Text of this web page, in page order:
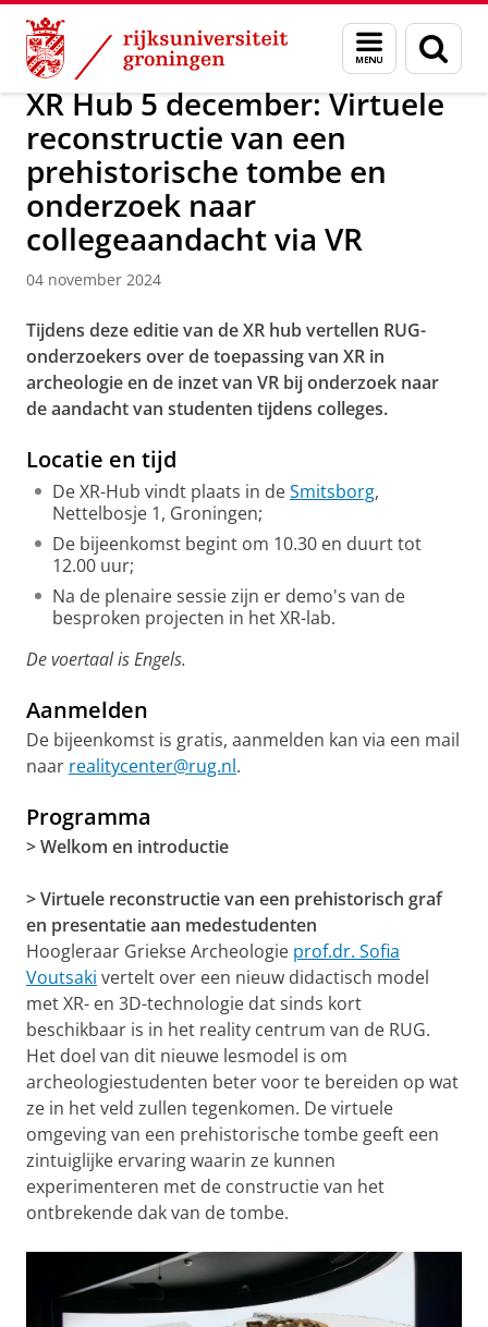
Skip
Content
Skip
Navigation
Menu
en
zoeken
Over ons Actueel Nieuws Nieuwsberichten
XR Hub 5 december: Virtuele
reconstructie van een
prehistorische tombe en
onderzoek naar
collegeaandacht via VR
04 november 2024
Tijdens deze editie van de XR hub vertellen RUG-
onderzoekers over de toepassing van XR in
archeologie en de inzet van VR bij onderzoek naar
de aandacht van studenten tijdens colleges.
Locatie en tijd
De XR-Hub vindt plaats in deSmitsborg,
Nettelbosje 1, Groningen;
De bijeenkomst begint om 10.30 en duurt tot
12.00 uur;
Na de plenaire sessie zijn er demo's van de
besproken projecten in het XR-lab.
De voertaal is Engels.
Aanmelden
De bijeenkomst is gratis, aanmelden kan via een mail
naar realitycenter@rug.nl.
Programma
> Welkom en introductie
> Virtuele reconstructie van een prehistorisch graf
en presentatie aan medestudenten
Hoogleraar Griekse Archeologie prof.dr. Sofia
Voutsaki vertelt over een nieuw didactisch model
met XR- en 3D-technologie dat sinds kort
beschikbaar is in het reality centrum van de RUG.
Het doel van dit nieuwe lesmodel is om
archeologiestudenten beter voor te bereiden op wat
ze in het veld zullen tegenkomen. De virtuele
omgeving van een prehistorische tombe geeft een
zintuiglijke ervaring waarin ze kunnen
experimenteren met de constructie van het
ontbrekende dak van de tombe.